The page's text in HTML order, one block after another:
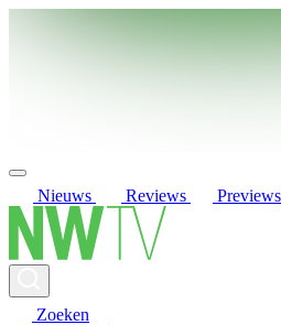
Nieuws Reviews Previews
Zoeken